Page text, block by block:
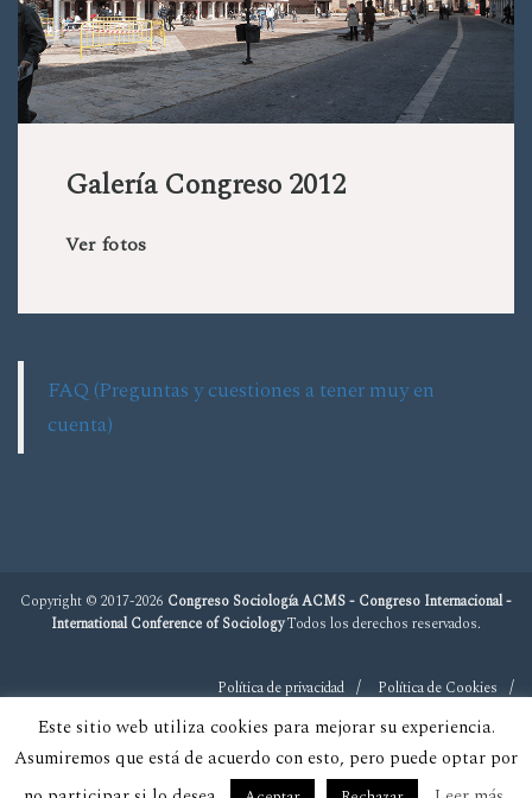
Galería Congreso 2012
Ver fotos
FAQ (Preguntas y cuestiones a tener muy en
cuenta)
Copyright © 2017-2026 Congreso Sociología ACMS - Congreso Internacional -
International Conference of SociologyTodos los derechos reservados.
Política de privacidad Política de Cookies
Este sitio web utiliza cookies para mejorar su experiencia.
Asumiremos que está de acuerdo con esto, pero puede optar por